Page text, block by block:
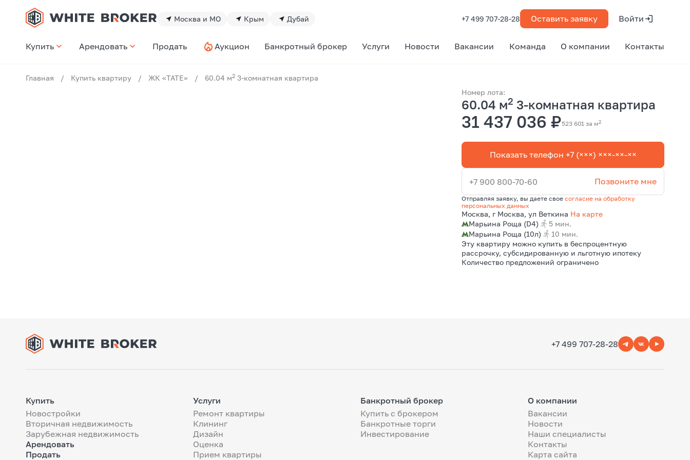
Москва и МО Крым Дубай +7 499 707-28-28 Оставить заявку Войти
Купить Арендовать Продать Аукцион Банкротный брокер Услуги Новости Вакансии Команда О компании Контакты
Главная / Купить квартиру / ЖК «TATE» / 60.04 м2 3-комнатная квартира
Номер лота:
60.04 м2 3-комнатная квартира
31 437 036 ₽523 601 за м2
Показать телефон +7 (×××) ×××-××-××
+7 900 800-70-60 Позвоните мне
Отправляя заявку, вы даете своесогласие на обработку
персональных данных
Москва, г Москва, ул Веткина На карте
Марьина Роща (D4)
5 мин.
Марьина Роща (10л)
10 мин.
Эту квартиру можно купить в беспроцентную
рассрочку, субсидированную и льготную ипотеку
Количество предложений ограничено
+7 499 707-28-28
Купить
Новостройки
Вторичная недвижимость
Зарубежная недвижимость
Арендовать
Продать
Услуги
Ремонт квартиры
Клининг
Дизайн
Оценка
Прием квартиры
Банкротный брокер
Купить с брокером
Банкротные торги
Инвестирование
О компании
Вакансии
Новости
Наши специалисты
Контакты
Карта сайта